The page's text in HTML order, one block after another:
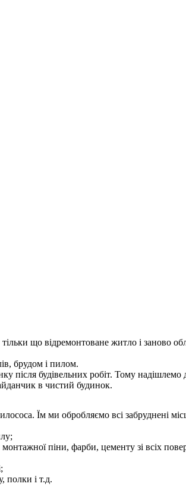
в тільки що відремонтоване житло і
брудом і пилом.
після будівельних робіт. Тому
в чистий будинок.
Їм ми обробляємо всі забруднені
піни, фарби, цементу зі всіх
полки і т.д.